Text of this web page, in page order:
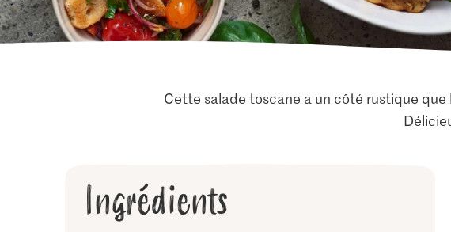
Cette salade toscane a un côté rustique
Ingrédients